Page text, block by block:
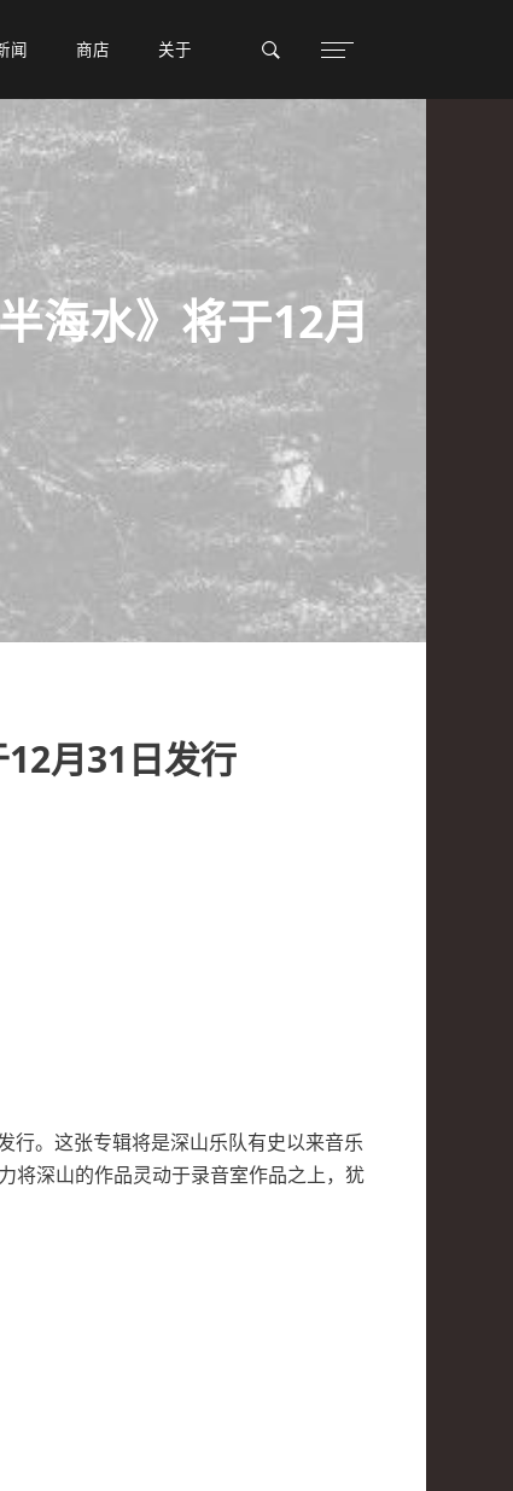
闻
闻 商店
商店 关于
关于
海水》将于12月
12月31日发行
行。这张专辑将是深山乐队有史以来音乐
将深山的作品灵动于录音室作品之上，犹